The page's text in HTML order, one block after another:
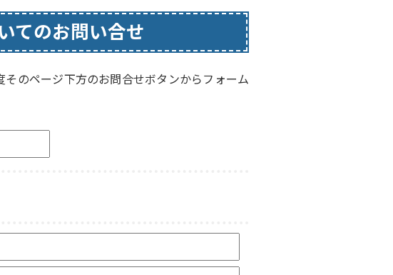
てのお問い合せ
のページ下方のお問合せボタンからフォーム